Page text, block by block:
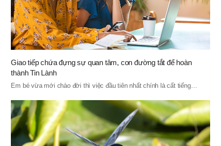
Giao tiếp chứa đựng sự quan tâm, con đường tắt để hoàn
thành Tin Lành
Em bé vừa mới chào đời thì việc đầu tiên nhất chính là cất tiếng…